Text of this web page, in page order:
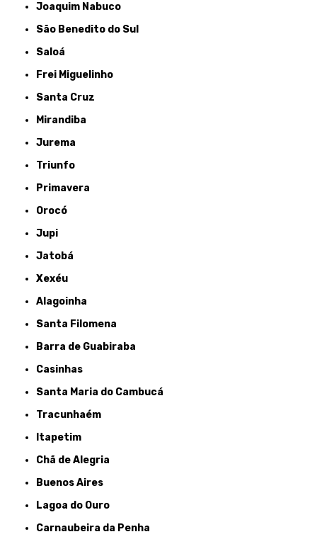
Joaquim Nabuco
São Benedito do Sul
Saloá
Frei Miguelinho
Santa Cruz
Mirandiba
Jurema
Triunfo
Primavera
Orocó
Jupi
Jatobá
Xexéu
Alagoinha
Santa Filomena
Barra de Guabiraba
Casinhas
Santa Maria do Cambucá
Tracunhaém
Itapetim
Chã de Alegria
Buenos Aires
Lagoa do Ouro
Carnaubeira da Penha